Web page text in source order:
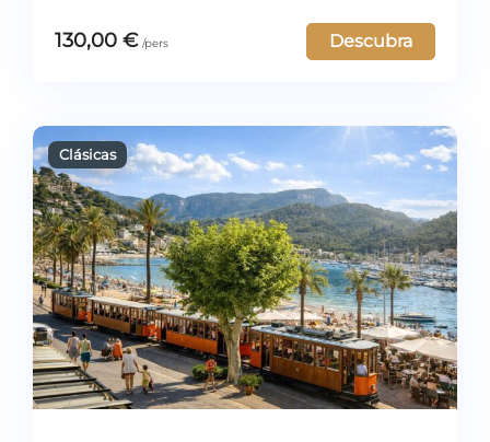
130,00 € Descubra